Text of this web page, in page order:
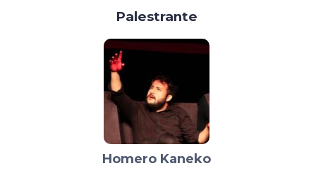
Palestrante
Homero Kaneko